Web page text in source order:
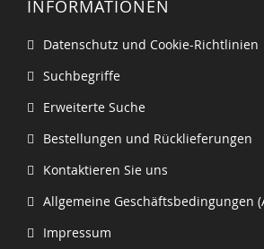
INFORMATIONEN
Datenschutz und Cookie-Richtlinien
Suchbegriffe
Erweiterte Suche
Bestellungen und Rücklieferungen
Kontaktieren Sie uns
Allgemeine Geschäftsbedingungen
Impressum